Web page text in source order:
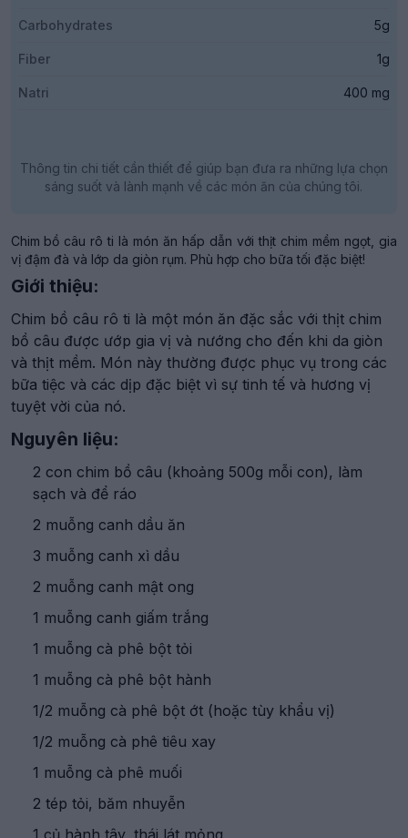
Carbohydrates 5g
Fiber 1g
Natri 400 mg
Thông tin chi tiết cần thiết để giúp bạn đưa ra những lựa chọn
sáng suốt và lành mạnh về các món ăn của chúng tôi.
Chim bồ câu rô ti là món ăn hấp dẫn với thịt chim mềm ngọt, gia
vị đậm đà và lớp da giòn rụm. Phù hợp cho bữa tối đặc biệt!
Giới thiệu:
Chim bồ câu rô ti là một món ăn đặc sắc với thịt chim
bồ câu được ướp gia vị và nướng cho đến khi da giòn
và thịt mềm. Món này thường được phục vụ trong các
bữa tiệc và các dịp đặc biệt vì sự tinh tế và hương vị
tuyệt vời của nó.
Nguyên liệu:
2 con chim bồ câu (khoảng 500g mỗi con), làm
sạch và để ráo
2 muỗng canh dầu ăn
3 muỗng canh xì dầu
2 muỗng canh mật ong
1 muỗng canh giấm trắng
1 muỗng cà phê bột tỏi
1 muỗng cà phê bột hành
1/2 muỗng cà phê bột ớt (hoặc tùy khẩu vị)
1/2 muỗng cà phê tiêu xay
1 muỗng cà phê muối
2 tép tỏi, băm nhuyễn
1 củ hành tây, thái lát mỏng